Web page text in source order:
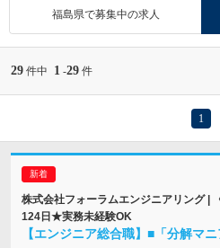
福島県で募集中の求人
29 件中 1 -29 件
1
株式会社フォーラムエンジニアリング |
124日★実務未経験OK
【エンジニア総合職】■「分解マ